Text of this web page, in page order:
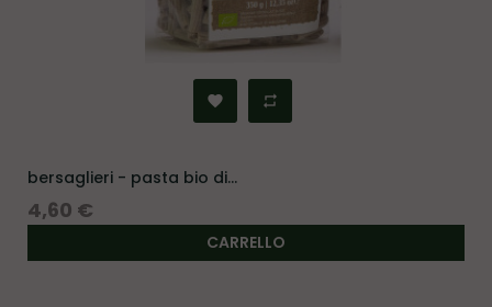
bersaglieri - pasta bio di...
Prezzo
4,60 €
CARRELLO